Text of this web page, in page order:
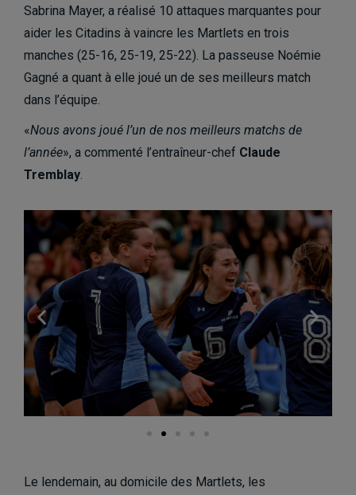
Sabrina Mayer, a réalisé 10 attaques marquantes pour
aider les Citadins à vaincre les Martlets en trois
manches (25-16, 25-19, 25-22). La passeuse Noémie
Gagné a quant à elle joué un de ses meilleurs match
dans l’équipe.
«Nous avons joué l’un de nos meilleurs matchs de
l’année», a commenté l’entraîneur-chef Claude
Tremblay.
Le lendemain, au domicile des Martlets, les